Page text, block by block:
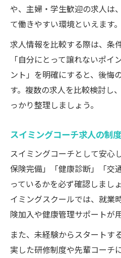
や、主婦・学生歓迎の求人は
て働きやすい環境といえます。
求人情報を比較する際は、条
「自分にとって譲れないポイ
ント」を明確にすると、後悔
す。複数の求人を比較検討し
っかり整理しましょう。
スイミングコーチ求人の制
スイミングコーチとして安心
保険完備」「健康診断」「交
っているかを必ず確認しまし
イミングスクールでは、就業
険加入や健康管理サポートが
また、未経験からスタートす
実した研修制度や先輩コーチ